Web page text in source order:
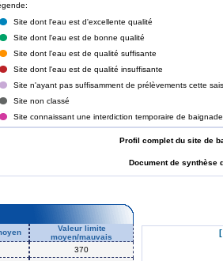
Site dont l'eau est d'excellente qualité
Site dont l'eau est de bonne qualité
Site dont l'eau est de qualité suffisante
Site dont l'eau est de qualité insuffisante
Site n'ayant pas suffisamment de prélèvements cette
Site non classé
Site connaissant une interdiction temporaire de
Profil complet du site de
Document de
Valeur limite
moyen/mauvais
370
[